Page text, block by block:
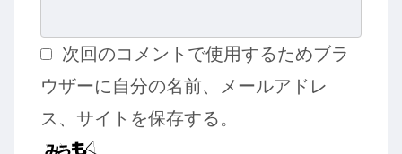
次回のコメントで使用するためブラ
ウザーに自分の名前、メールアドレ
ス、サイトを保存する。